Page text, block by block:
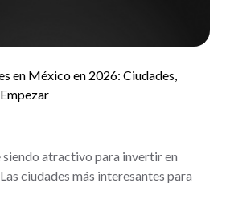
en México en 2026: Ciudades,
atractivo para invertir en
ciudades más interesantes para